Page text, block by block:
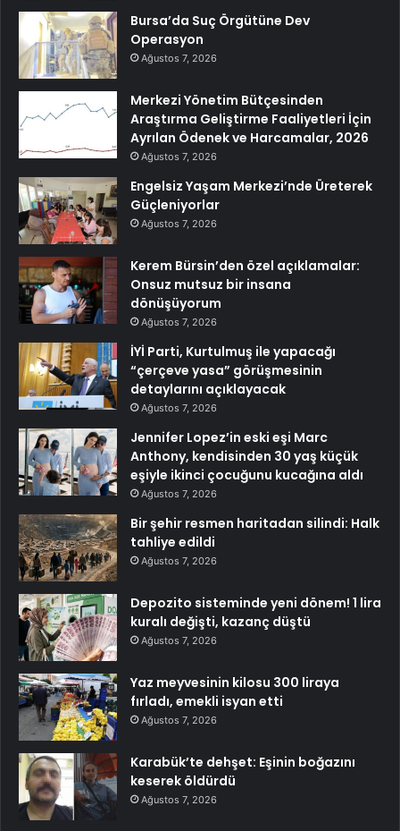
Bursa’da Suç Örgütüne Dev
Operasyon
Ağustos 7, 2026
Merkezi Yönetim Bütçesinden
Araştırma Geliştirme Faaliyetleri İçin
Ayrılan Ödenek ve Harcamalar, 2026
Ağustos 7, 2026
Engelsiz Yaşam Merkezi’nde Üreterek
Güçleniyorlar
Ağustos 7, 2026
Kerem Bürsin’den özel açıklamalar:
Onsuz mutsuz bir insana
dönüşüyorum
Ağustos 7, 2026
İYİ Parti, Kurtulmuş ile yapacağı
“çerçeve yasa” görüşmesinin
detaylarını açıklayacak
Ağustos 7, 2026
Jennifer Lopez’in eski eşi Marc
Anthony, kendisinden 30 yaş küçük
eşiyle ikinci çocuğunu kucağına aldı
Ağustos 7, 2026
Bir şehir resmen haritadan silindi: Halk
tahliye edildi
Ağustos 7, 2026
Depozito sisteminde yeni dönem! 1 lira
kuralı değişti, kazanç düştü
Ağustos 7, 2026
Yaz meyvesinin kilosu 300 liraya
fırladı, emekli isyan etti
Ağustos 7, 2026
Karabük’te dehşet: Eşinin boğazını
keserek öldürdü
Ağustos 7, 2026